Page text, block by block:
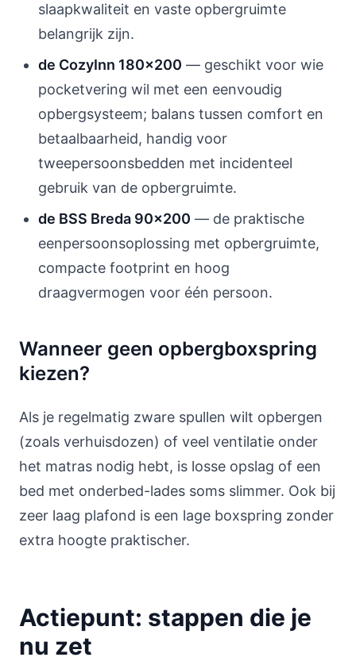
slaapkwaliteit en vaste opbergruimte
belangrijk zijn.
de CozyInn 180x200 — geschikt voor wie
pocketvering wil met een eenvoudig
opbergsysteem; balans tussen comfort en
betaalbaarheid, handig voor
tweepersoonsbedden met incidenteel
gebruik van de opbergruimte.
de BSS Breda 90x200 — de praktische
eenpersoonsoplossing met opbergruimte,
compacte footprint en hoog
draagvermogen voor één persoon.
Wanneer geen opbergboxspring
kiezen?
Als je regelmatig zware spullen wilt opbergen
(zoals verhuisdozen) of veel ventilatie onder
het matras nodig hebt, is losse opslag of een
bed met onderbed-lades soms slimmer. Ook bij
zeer laag plafond is een lage boxspring zonder
extra hoogte praktischer.
Actiepunt: stappen die je
nu zet